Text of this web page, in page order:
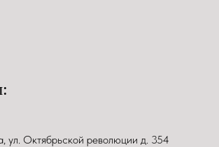
ул. Октябрьской революции д. 354